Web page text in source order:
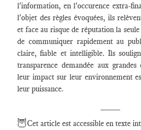
l'information, en l'occurence extra-
l'objet des règles évoquées, ils
et face au risque de réputation la
de communiquer rapidement au
claire, fiable et intelligible. Ils
transparence demandée aux
leur impact sur leur environnement
leur puissance.
🦉Cet article est accessible en texte